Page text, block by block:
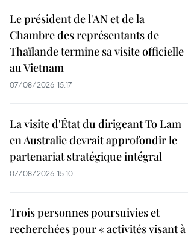
Le président de l'AN et de la
Chambre des représentants de
Thaïlande termine sa visite officielle
au Vietnam
07/08/2026 15:17
La visite d'État du dirigeant To Lam
en Australie devrait approfondir le
partenariat stratégique intégral
07/08/2026 15:10
Trois personnes poursuivies et
recherchées pour « activités visant à